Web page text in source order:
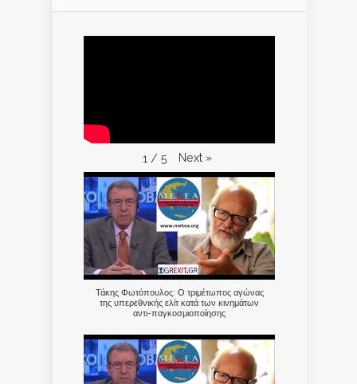
1 / 5 Next »
Τάκης Φωτόπουλος: Ο τριμέτωπος αγώνας
της υπερεθνικής ελίτ κατά των κινημάτων
αντι-παγκοσμιοποίησης